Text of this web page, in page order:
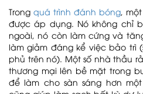
Trong quá trình đánh bóng,
được áp dụng. Nó không chỉ
ngoài, nó còn làm cứng và
làm giảm đáng kể việc bảo trì
phủ trên nó). Một số nhà thầu
thương mại lên bề mặt trong
để làm cho sàn sáng hơn